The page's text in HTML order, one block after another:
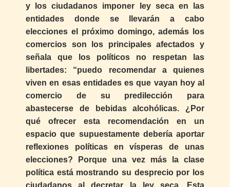
y los ciudadanos imponer ley seca en las
entidades donde se llevarán a cabo
elecciones el próximo domingo, además los
comercios son los principales afectados y
señala que los políticos no respetan las
libertades: “puedo recomendar a quienes
viven en esas entidades es que vayan hoy al
comercio de su predilección para
abastecerse de bebidas alcohólicas. ¿Por
qué ofrecer esta recomendación en un
espacio que supuestamente debería aportar
reflexiones políticas en vísperas de unas
elecciones? Porque una vez más la clase
política está mostrando su desprecio por los